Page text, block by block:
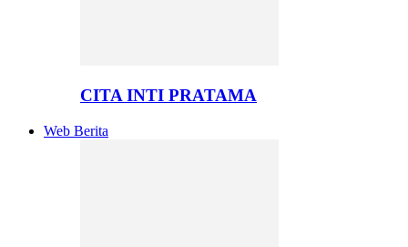
CITA INTI PRATAMA
Web Berita